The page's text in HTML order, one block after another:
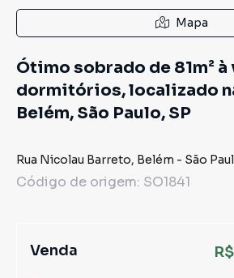
Mapa
Ótimo sobrado de 81m² à
dormitórios, localizado
Belém, São Paulo, SP
Rua Nicolau Barreto, Belém - São
Código de origem: SO1841
Venda